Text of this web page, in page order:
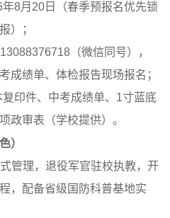
8月20日（春季预报名优先锁
）；
（微信同号），
成绩单、体检报告现场报名；
印件、中考成绩单、1寸蓝底
政审表（学校提供）。
）
管理，退役军官驻校执教，开
，配备省级国防科普基地实